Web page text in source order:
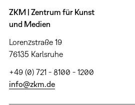
ZKM | Zentrum für Kunst
und Medien
Lorenzstraße 19
76135 Karlsruhe
+49 (0) 721 - 8100 - 1200
info@zkm.de